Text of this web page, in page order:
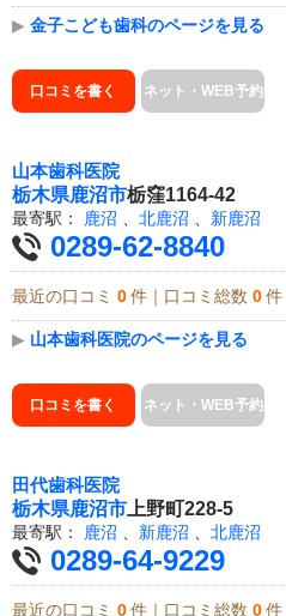
▶ 金子こども歯科のページを見る
口コミを書く ネット・WEB予約
山本歯科医院
栃木県鹿沼市栃窪1164-42
最寄駅： 鹿沼 、 北鹿沼 、 新鹿沼
0289-62-8840
最近の口コミ 0 件｜口コミ総数 0 件
▶ 山本歯科医院のページを見る
口コミを書く ネット・WEB予約
田代歯科医院
栃木県鹿沼市 上野町228-5
最寄駅： 鹿沼 新鹿沼 北鹿沼
0289-64-9229
最近の口コミ 0 件｜口コミ総数 0 件